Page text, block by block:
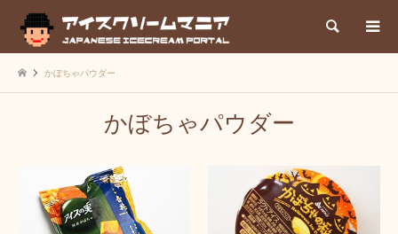
検索
かぼちゃパウダー
かぼちゃパウダー